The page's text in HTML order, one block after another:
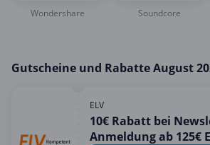
Wondershare Soundcore
Gutscheine und Rabatte August
ELV
10€ Rabatt bei
Anmeldung ab 125€